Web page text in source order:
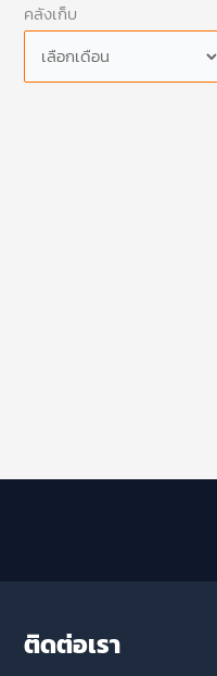
คลังเก็บ
ติดต่อเรา